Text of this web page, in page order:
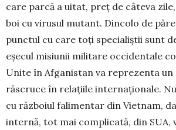
care parcă a uitat, preț de câteva
boi cu virusul mutant. Dincolo de
punctul cu care toți spe­cia­liștii sunt
eșecul misiunii mi­litare occidentale
Unite în Af­ganistan va reprezenta un
răscruce în re­lațiile interna­țio­nale.
cu răz­boiul fali­men­tar din Vietnam,
internă, tot mai complicată, din SUA,